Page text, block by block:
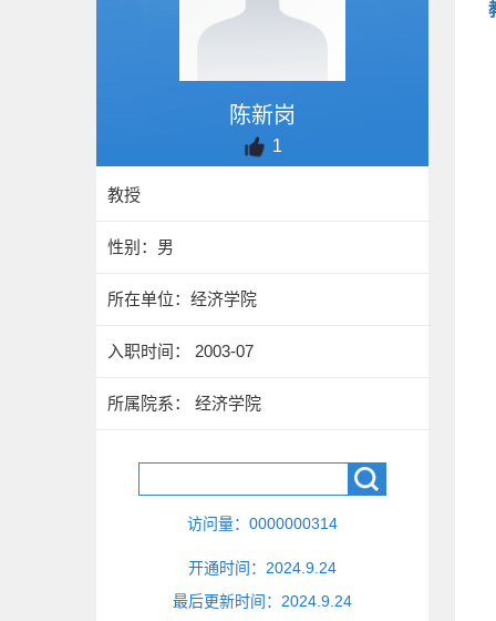
陈新岗
1
教授
性别：男
所在单位：经济学院
入职时间： 2003-07
所属院系： 经济学院
访问量： 0000000314
开通时间： 2024 9 24
最后更新时间： 2024 9 24